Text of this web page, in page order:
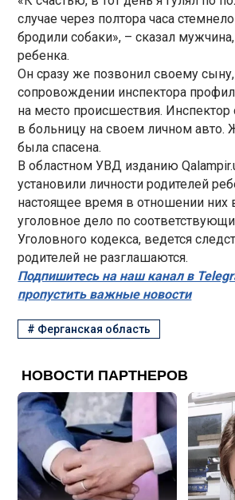
случае через полтора часа
бродили собаки», – сказал
ребенка.
Он сразу же позвонил своему
сопровождении инспектора
на место происшествия.
в больницу на своем личном авто.
была спасена.
В областном УВД изданию
установили личности родителей
настоящее время в отношении них
уголовное дело по
Уголовного кодекса, ведется
родителей не разглашаются.
Подпишитесь на наш канал в
пропустить важные новости
# Ферганская область